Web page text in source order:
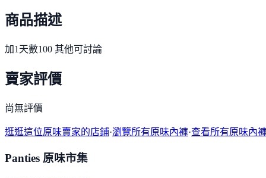
商品描述
加1天數100 其他可討論
賣家評價
尚無評價
逛逛這位原味賣家的店鋪·瀏覽所有原味內褲·查看所有原味內
Panties 原味市集